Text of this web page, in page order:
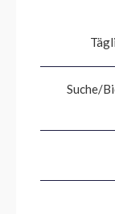
Suche/